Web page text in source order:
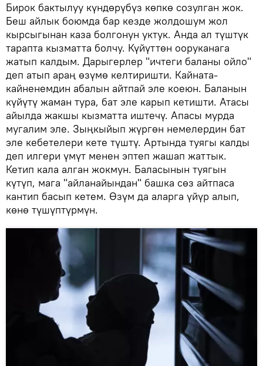
Бирок бактылуу күндөрүбүз көпкө созулган жок.
Беш айлык боюмда бар кезде жолдошум жол
кырсыгынан каза болгонун уктук. Анда ал түштүк
тарапта кызматта болчу. Күйүттөн ооруканага
жатып калдым. Дарыгерлер "ичтеги баланы ойло"
деп атып араң өзүмө келтиришти. Кайната-
кайненемдин абалын айтпай эле коеюн. Баланын
күйүтү жаман тура, бат эле карып кетишти. Атасы
айылда жакшы кызматта иштечү. Апасы мурда
мугалим эле. Зыңкыйып жүргөн немелердин бат
эле кебетелери кете түштү. Артында туягы калды
деп илгери үмүт менен эптеп жашап жаттык.
Кетип кала алган жокмун. Баласынын туягын
күтүп, мага "айланайындан" башка сөз айтпаса
кантип басып кетем. Өзүм да аларга үйүр алып,
көнө түшүптүрмүн.